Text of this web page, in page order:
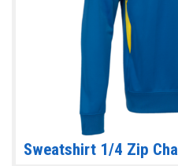
Sweatshirt 1/4 Zip